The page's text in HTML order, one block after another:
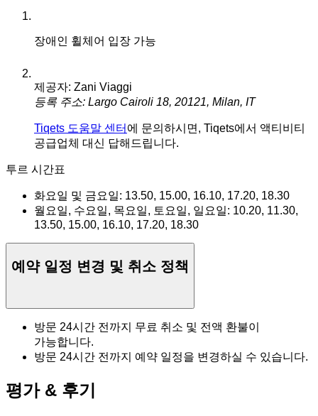
장애인 휠체어 입장 가능
제공자: Zani Viaggi
등록 주소: Largo Cairoli 18, 20121, Milan, IT
Tiqets 도움말 센터 에 문의하시면, Tiqets에서 액티비티
공급업체 대신 답해드립니다.
투르 시간표
화요일 및 금요일: 13.50, 15.00, 16.10, 17.20, 18.30
월요일, 수요일, 목요일, 토요일, 일요일: 10.20, 11.30,
13.50, 15.00, 16.10, 17.20, 18.30
예약 일정 변경 및 취소 정책
방문 24시간 전까지 무료 취소 및 전액 환불이
가능합니다.
방문 24시간 전까지 예약 일정을 변경하실 수 있습니다.
평가 & 후기